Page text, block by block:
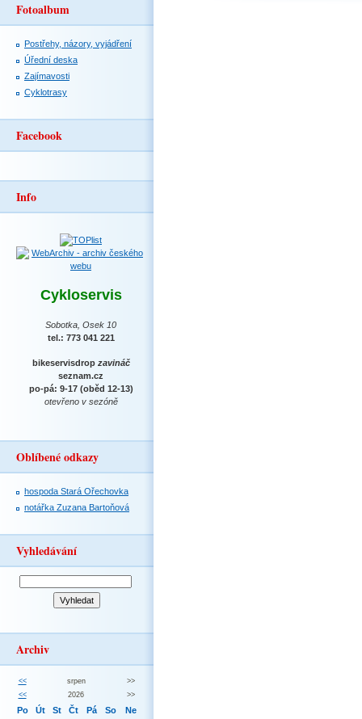
Fotoalbum
Postřehy, názory, vyjádření
Úřední deska
Zajímavosti
Cyklotrasy
Facebook
Info
Cykloservis
Sobotka, Osek 10
tel.: 773 041 221
bikeservisdrop zavináč
seznam.cz
po-pá: 9-17 (oběd 12-13)
otevřeno v sezóně
Oblíbené odkazy
hospoda Stará Ořechovka
notářka Zuzana Bartoňová
Vyhledávání
Archiv
<< srpen
>>
<<
2026 >>
Po Út St Čt Pá So Ne